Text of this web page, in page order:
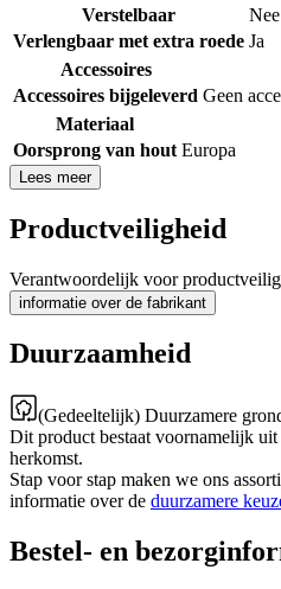
Verstelbaar
Nee
Verlengbaar met extra roede Ja
Accessoires
Accessoires bijgeleverd Geen
Materiaal
Oorsprong van hout Europa
Lees meer
Productveiligheid
Verantwoordelijk voor
informatie over de fabrikant
Duurzaamheid
(Gedeeltelijk) Duurzamere
Dit product bestaat voornamelijk
herkomst.
Stap voor stap maken we ons
informatie over de duurzamere
Bestel- en